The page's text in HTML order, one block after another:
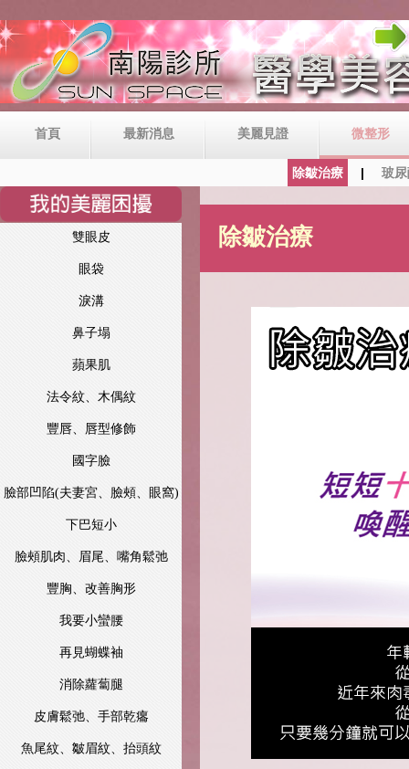
首頁 最新消息 美麗見證 微整形
除皺治療 玻
雙眼皮
眼袋
淚溝
鼻子塌
蘋果肌
法令紋、木偶紋
豐唇、唇型修飾
國字臉
臉部凹陷(夫妻宮、臉頰、眼窩)
下巴短小
臉頰肌肉、眉尾、嘴角鬆弛
豐胸、改善胸形
我要小蠻腰
再見蝴蝶袖
消除蘿蔔腿
皮膚鬆弛、手部乾癟
魚尾紋、皺眉紋、抬頭紋
除皺治療